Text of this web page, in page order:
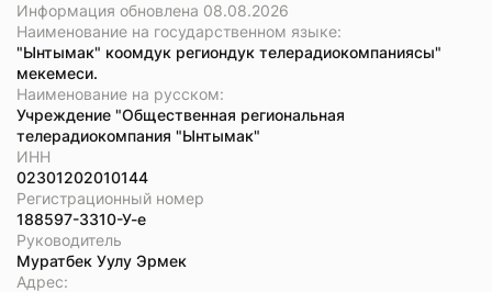
Информация обновлена 08.08.2026
Наименование на государственном языке:
"Ынтымак" коомдук региондук телерадиокомпаниясы"
мекемеси.
Наименование на русском:
Учреждение "Общественная региональная
телерадиокомпания "Ынтымак"
ИНН
02301202010144
Регистрационный номер
188597-3310-У-е
Руководитель
Муратбек Уулу Эрмек
Адрес: